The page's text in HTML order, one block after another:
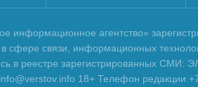
информационное агентство»
сфере связи, информационных
в реестре зарегистрированных СМИ:
18+ Телефон редакции